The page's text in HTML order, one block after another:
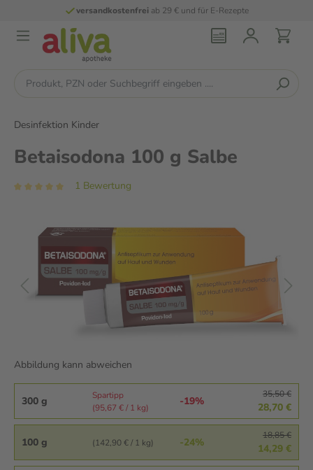
versandkostenfreiab 29 € und für E-Rezepte
Desinfektion Kinder
Betaisodona 100 g Salbe
1 Bewertung
Abbildung kann abweichen
300 g
Spartipp
(95,67 € / 1 kg)
-19%
35,50 €
28,70 €
100 g (142,90 € / 1 kg) -24%
18,85 €
14,29 €